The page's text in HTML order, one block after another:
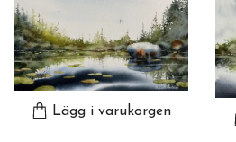
Lägg i varukorgen